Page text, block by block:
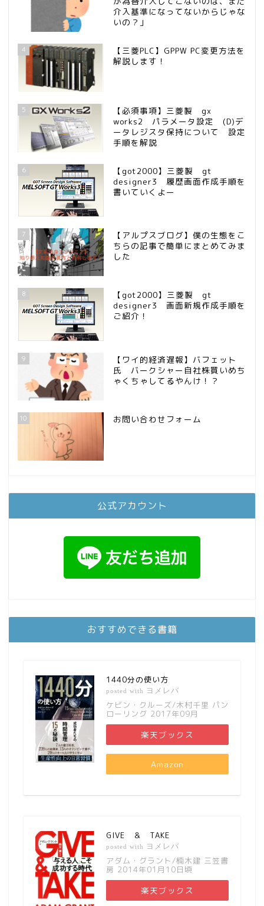
介入基準になってないからじゃな
いの？」
4
【三菱PLC】GPPW PC変更方法を
解説します！
5
【必須事項】三菱製 gx
works2 パラメータ設定 (D)デ
ータレジスタ保持について 設定
手順を解説
6
【got2000】三菱製 gt
designer3 履歴画面作成手順を
書いていくよー
7
【アルプスブログ】僕の生態をこ
ちらの記事で簡単にまとめてみま
した
8
【got2000】三菱製 gt
designer3 画面新規作成手順を
ご紹介！
9
【ワイ的経済遅報】バフェット
氏 バークシャー自社株買いめち
ゃくちゃしてるやんけ！？
10 お問い合わせフォーム
公式アカウント
おすすめできる書籍
1440分の使い方
posted with ヨメレバ
ケビン・クルーズ/木村千里 パン
ローリング 2017年09月
楽天ブックス
Amazon
GIVE ＆ TAKE
posted with ヨメレバ
アダム・グラント/楠木建 三笠書
房 2014年01月10日頃
楽天ブックス